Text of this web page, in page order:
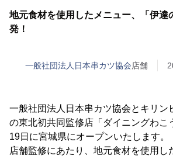
地元食材を使用したメニュー、「伊達
発！
一般社団法人日本串カツ協会店舗
一般社団法人日本串カツ協会とキリン
の東北初共同監修店「ダイニングわこ
19日に宮城県にオープンいたします。
店舗監修にあたり、地元食材を使用し